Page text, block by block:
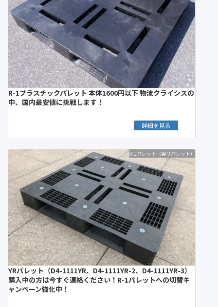
R-1プラスチックパレット 本体1600円以下 物流クライシスの
中、国内最安値に挑戦します！
詳細を見る
R-1パレット（容リパレット）
YRパレット（D4-1111YR、D4-1111YR-2、D4-1111YR-3）
購入中の方は今すぐ連絡ください！R-1パレットへの切替キ
ャンペーン強化中！